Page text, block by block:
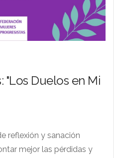
"Los Duelos en Mi
reflexión y sanación
mejor las pérdidas y